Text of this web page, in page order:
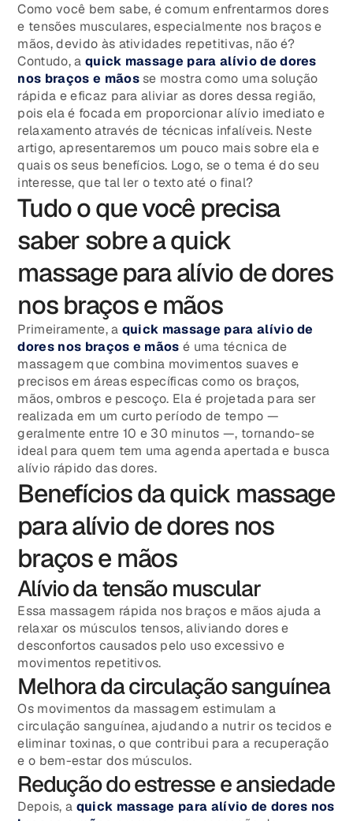
Como você bem sabe, é comum enfrentarmos dores
e tensões musculares, especialmente nos braços e
mãos, devido às atividades repetitivas, não é?
Contudo, a quick massage para alívio de dores
nos braços e mãosse mostra como uma solução
rápida e eficaz para aliviar as dores dessa região,
pois ela é focada em proporcionar alívio imediato e
relaxamento através de técnicas infalíveis. Neste
artigo, apresentaremos um pouco mais sobre ela e
quais os seus benefícios. Logo, se o tema é do seu
interesse, que tal ler o texto até o final?
Tudo o que você precisa
saber sobre a quick
massage para alívio de dores
nos braços e mãos
Primeiramente, a quick massage para alívio de
dores nos braços e mãos é uma técnica de
massagem que combina movimentos suaves e
precisos em áreas específicas como os braços,
mãos, ombros e pescoço. Ela é projetada para ser
realizada em um curto período de tempo —
geralmente entre 10 e 30 minutos —, tornando-se
ideal para quem tem uma agenda apertada e busca
alívio rápido das dores.
Benefícios da quick massage
para alívio de dores nos
braços e mãos
Alívio da tensão muscular
Essa massagem rápida nos braços e mãos ajuda a
relaxar os músculos tensos, aliviando dores e
desconfortos causados pelo uso excessivo e
movimentos repetitivos.
Melhora da circulação sanguínea
Os movimentos da massagem estimulam a
circulação sanguínea, ajudando a nutrir os tecidos e
eliminar toxinas, o que contribui para a recuperação
e o bem-estar dos músculos.
Redução do estresse e ansiedade
Depois, a quick massage para alívio de dores nos